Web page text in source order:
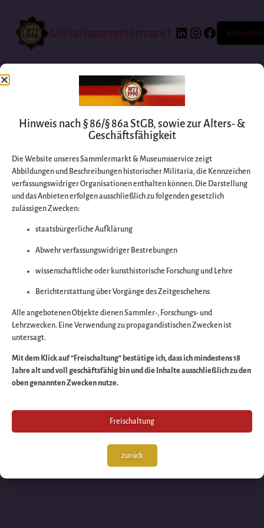
Militariasammlermarkt Anmelden
Entschuldigen Sie
bitte die
Wir arbeiten an
großartigen Sache
schauen Sie bald
wieder vorbei!
Hinweis nach § 86/§ 86a StGB, sowie zur Alters- &
Geschäftsfähigkeit
Die Website unseres Sammlermarkt & Museumsservice zeigt
Abbildungen und Beschreibungen historischer Militaria, die Kennzeichen
verfassungswidriger Organisationen enthalten können. Die Darstellung
und das Anbieten erfolgen ausschließlich zu folgenden gesetzlich
zulässigen Zwecken:
staatsbürgerliche Aufklärung
Abwehr verfassungswidriger Bestrebungen
wissenschaftliche oder kunsthistorische Forschung und Lehre
Berichterstattung über Vorgänge des Zeitgeschehens
Alle angebotenen Objekte dienen Sammler-, Forschungs- und
Lehrzwecken. Eine Verwendung zu propagandistischen Zwecken ist
untersagt.
Mit dem Klick auf “Freischaltung” bestätige ich, dass ich mindestens 18
Jahre alt und voll geschäftsfähig bin und die Inhalte ausschließlich zu den
oben genannten Zwecken nutze.
Freischaltung
zurück